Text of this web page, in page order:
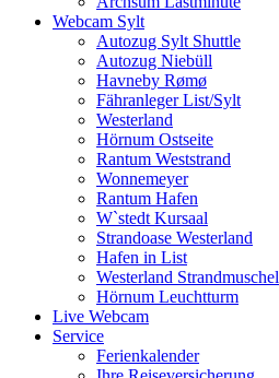
Webcam Sylt
Autozug Sylt Shuttle
Autozug Niebüll
Havneby Rømø
Fähranleger List/Sylt
Westerland
Hörnum Ostseite
Rantum Weststrand
Wonnemeyer
Rantum Hafen
W`stedt Kursaal
Strandoase Westerland
Hafen in List
Westerland Strandmuschel
Hörnum Leuchtturm
Live Webcam
Service
Ferienkalender